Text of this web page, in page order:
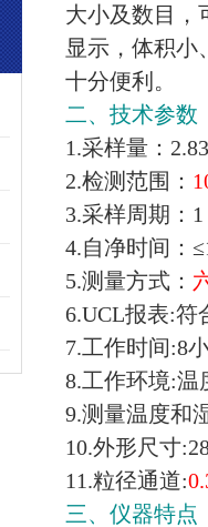
大小及数目，
显示，体积小
十分便利。
二、技术参数
1.采样量：
2.检测范围：
3.采样周期：
4.自净时间：
5.测量方式：
6.UCL报表:符
7.工作时间:8
8.工作环境:温
9.测量温度和
10.外形尺寸
11.粒径通道:
三、仪器特点